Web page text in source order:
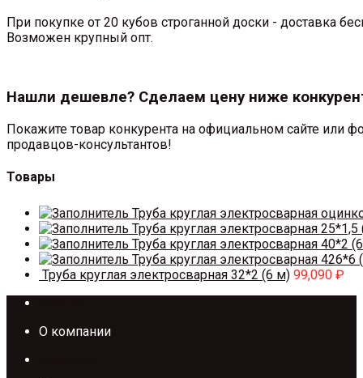
При покупке от 20 кубов строганной доски - доставка
Возможен крупный опт.
Нашли дешевле? Сделаем цену ниже
Покажите товар конкурента на официальном сайте или
продавцов-консультантов!
Товары
Труба круглая электросварная
Труба круглая электросварная
Труба круглая электросварная 40*2
Труба круглая электросварная 426*6
Труба круглая электросварная 32*2 (6 м) 99,090 ₽
О компании